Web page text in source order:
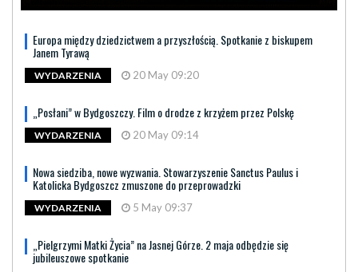
Europa między dziedzictwem a przyszłością. Spotkanie z biskupem
Janem Tyrawą
WYDARZENIA 20 May 09:20
„Posłani” w Bydgoszczy. Film o drodze z krzyżem przez Polskę
WYDARZENIA 20 May 09:14
Nowa siedziba, nowe wyzwania. Stowarzyszenie Sanctus Paulus i
Katolicka Bydgoszcz zmuszone do przeprowadzki
WYDARZENIA 5 May 09:37
„Pielgrzymi Matki Życia” na Jasnej Górze. 2 maja odbędzie się
jubileuszowe spotkanie